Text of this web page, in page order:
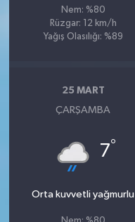
Nem: %80
Rüzgar: 12 km/h
Yağış Olasılığı: %89
25 MART
ÇARŞAMBA
7°
Orta kuvvetli yağmurlu